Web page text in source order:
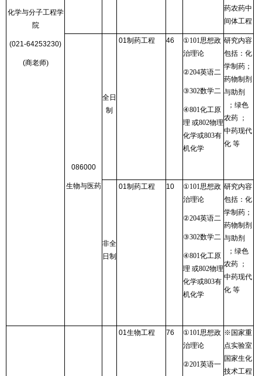
化学与分子工程学
院
(021-64253230)
(商老师)
药农药中
间体工程
086000
生物与医药
全日
制
01制药工程 46 ①101思想政
治理论
②204英语二
③302数学二
④801化工原
理 或802物理
化学或803有
机化学
研究内容
包括：化
学制药；
药物制剂
与助剂
；绿色
农药 ；
中药现代
化 等
非全
日制
01制药工程 10 ①101思想政
治理论
②204英语二
③302数学二
④801化工原
理 或802物理
化学或803有
机化学
研究内容
包括：化
学制药；
药物制剂
与助剂
；绿色
农药 ；
中药现代
化 等
01生物工程 76 ①101思想政
治理论
②201英语一
※国家重
点实验室
国家生化
技术工程